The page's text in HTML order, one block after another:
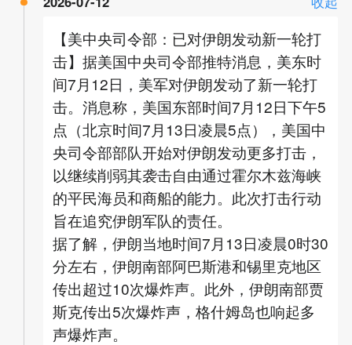
【美中央司令部：已对伊朗发动新一轮打
击】据美国中央司令部推特消息，美东时
间7月12日，美军对伊朗发动了新一轮打
击。消息称，美国东部时间7月12日下午5
点（北京时间7月13日凌晨5点），美国中
央司令部部队开始对伊朗发动更多打击，
以继续削弱其袭击自由通过霍尔木兹海峡
的平民海员和商船的能力。此次打击行动
旨在追究伊朗军队的责任。
据了解，伊朗当地时间7月13日凌晨0时30
分左右，伊朗南部阿巴斯港和锡里克地区
传出超过10次爆炸声。此外，伊朗南部贾
斯克传出5次爆炸声，格什姆岛也响起多
声爆炸声。